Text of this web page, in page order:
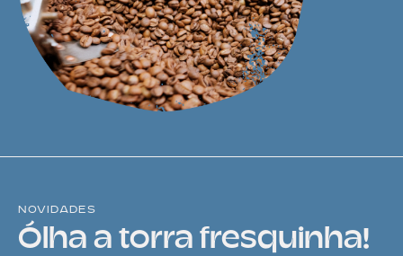
novidades
Ólha a torra fresquinha!